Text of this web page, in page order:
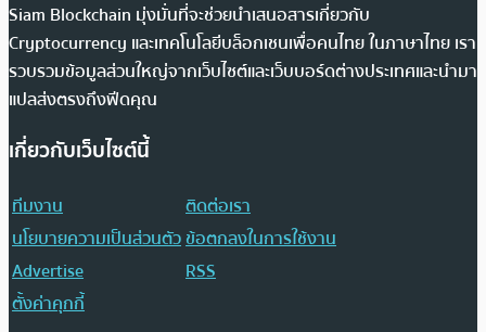
Siam Blockchain มุ่งมั่นที่จะช่วยนำเสนอสารเกี่ยวกับ
Cryptocurrency และเทคโนโลยีบล็อกเชนเพื่อคนไทย ในภาษาไทย เรา
รวบรวมข้อมูลส่วนใหญ่จากเว็บไซต์และเว็บบอร์ดต่างประเทศและนำมา
แปลส่งตรงถึงฟีดคุณ
เกี่ยวกับเว็บไซต์นี้
ทีมงาน
ติดต่อเรา
นโยบายความเป็นส่วนตัวข้อตกลงในการใช้งาน
Advertise
RSS
ตั้งค่าคุกกี้